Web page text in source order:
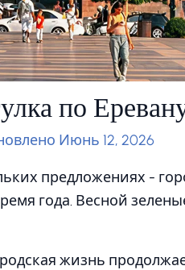
по
Июнь 12, 2026
предложениях -
года. Весной
жизнь